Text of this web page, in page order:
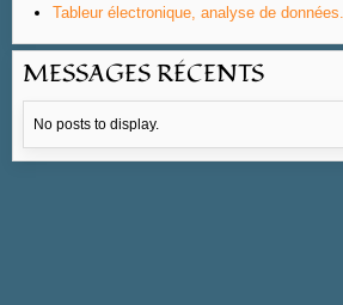
Tableur électronique, analyse de
MESSAGES RÉCENTS
No posts to display.